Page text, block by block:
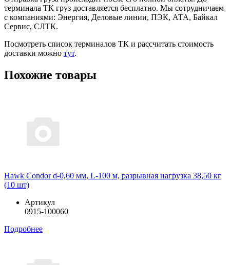
терминала ТК груз доставляется бесплатно. Мы сотрудничаем
с компаниями: Энергия, Деловые линии, ПЭК, АТА, Байкал
Сервис, СЛТК.
Посмотреть список терминалов ТК и рассчитать стоимость
доставки можно тут.
Похожие товары
Hawk Condor d-0,60 мм, L-100 м, разрывная нагрузка 38,50 кг
(10 шт)
Артикул
0915-100060
Подробнее